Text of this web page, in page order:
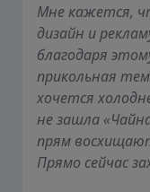
Мне кажется,
дизайн и
благодаря
прикольная
хочется
не зашла
прям
Прямо сейчас